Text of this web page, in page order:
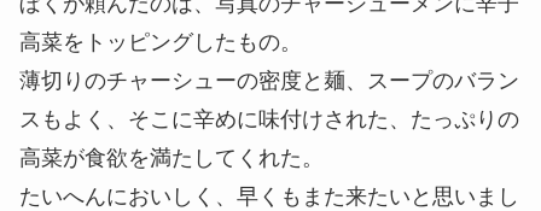
高菜をトッピングしたもの。
薄切りのチャーシューの密度と麺、スープのバラン
スもよく、そこに辛めに味付けされた、たっぷりの
高菜が食欲を満たしてくれた。
たいへんにおいしく、早くもまた来たいと思いまし